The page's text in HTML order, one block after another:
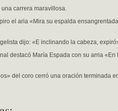
carrera maravillosa.
el aria «Mira su espalda
dijo: «E inclinando la cabeza,
destacó María Espada con su arria «En
del coro cerró una oración terminada